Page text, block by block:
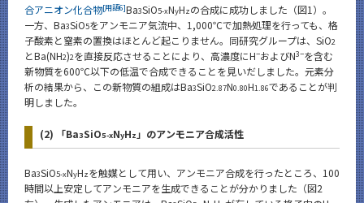
合アニオン化合物[用語6]Ba3SiO5-xNyHzの合成に成功しました（図1）。
一方、Ba3SiO5をアンモニア気流中、1,000℃で加熱処理を行っても、格
子酸素と窒素の置換はほとんど起こりません。同研究グループは、SiO2
とBa(NH2)2を直接反応させることにより、高濃度にH−およびN3−を含む
新物質を600℃以下の低温で合成できることを見いだしました。元素分
析の結果から、この新物質の組成はBa3SiO2.87N0.80H1.86であることが判
明しました。
(2) 「Ba3SiO5-xNyHz 」のアンモニア合成活性
Ba3SiO5-xNyHzを触媒として用い、アンモニア合成を行ったところ、100
時間以上安定してアンモニアを生成できることが分かりました（図2